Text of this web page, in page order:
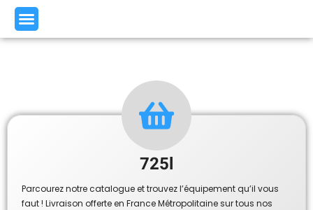
725l
Parcourez notre catalogue et trouvez l’équipement qu’il vous
faut ! Livraison offerte en France Métropolitaine sur tous nos